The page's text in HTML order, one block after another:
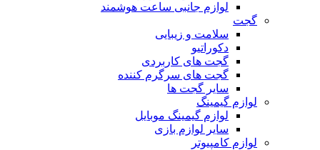
لوازم جانبی ساعت هوشمند
گجت
سلامت و زیبایی
دکوراتیو
گجت های کاربردی
گجت های سرگرم کننده
سایر گجت ها
لوازم گیمینگ
لوازم گیمینگ موبایل
سایر لوازم بازی
لوازم کامپیوتر